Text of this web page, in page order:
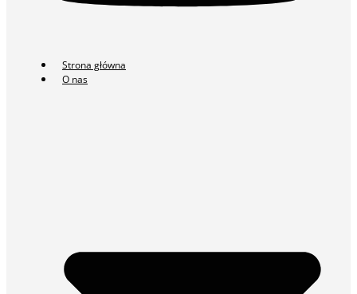
Strona główna
O nas